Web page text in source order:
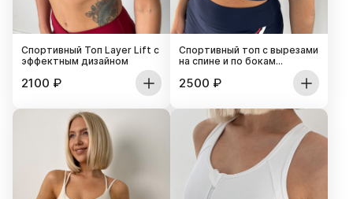
Спортивный Топ Layer Lift с
эффектным дизайном
2100 ₽
Спортивный топ с вырезами
на спине и по бокам
2500 ₽